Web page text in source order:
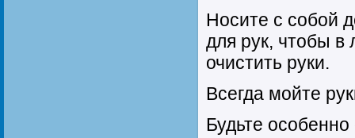
Носите с собой
для рук, чтобы в
очистить руки.
Всегда мойте
Будьте